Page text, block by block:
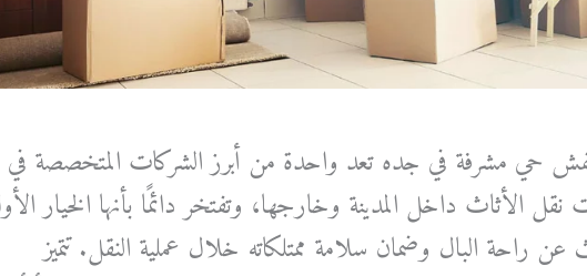
حي مشرفة في جده تعد واحدة من أبرز الشركات المتخصصة في
الأثاث داخل المدينة وخارجها، وتفتخر دائمًا بأنها الخيار
راحة البال وضمان سلامة ممتلكاته خلال عملية النقل. تتميز